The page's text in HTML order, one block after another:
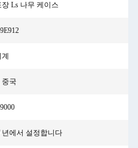
장 Ls 나무 케이스
중국
년에서 설정합니다